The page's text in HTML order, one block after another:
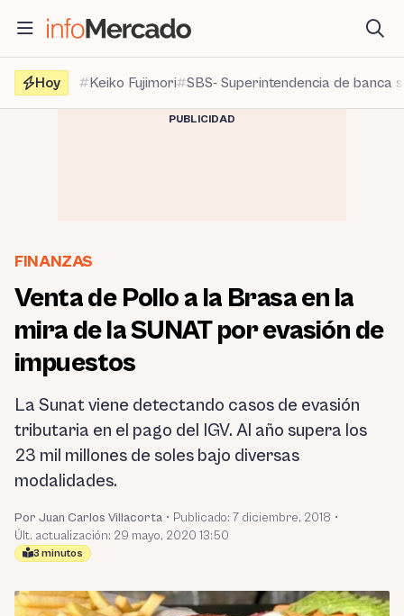
contenido
Hoy
Keiko Fujimori SBS- Superintendencia de banca
PUBLICIDAD
FINANZAS
Venta de Pollo a la Brasa en la
mira de la SUNAT por evasión de
impuestos
La Sunat viene detectando casos de evasión
tributaria en el pago del IGV. Al año supera los
23 mil millones de soles bajo diversas
modalidades.
Por Juan Carlos Villacorta • Publicado: 7 diciembre, 2018 •
Últ. actualización: 29 mayo, 2020 13:50
3 minutos